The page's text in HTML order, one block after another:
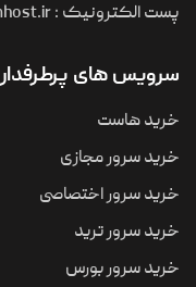
پست الکترونیک :
سرویس های پرطرفدار
خرید هاست
خرید سرور مجازی
خرید سرور اختصاصی
خرید سرور ترید
خرید سرور بورس